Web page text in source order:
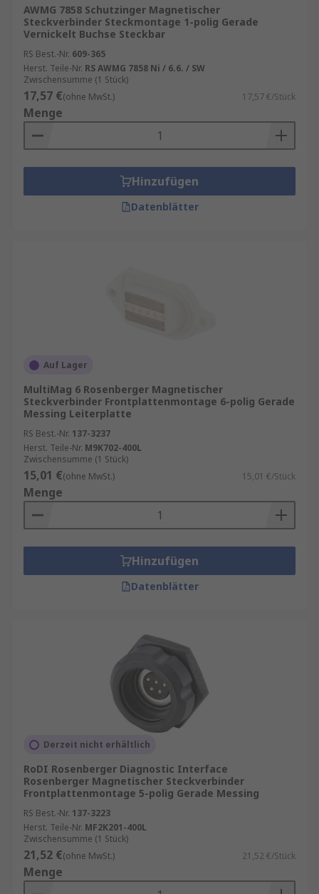
AWMG 7858 Schutzinger Magnetischer
Steckverbinder Steckmontage 1-polig Gerade
Vernickelt Buchse Steckbar
RS Best.-Nr. 609-365
Herst. Teile-Nr. RS AWMG 7858 Ni / 6.6. / SW
Zwischensumme (1 Stück)
17,57 €(ohne MwSt.) 17,57 €/Stück
Menge
Hinzufügen
Datenblätter
Auf Lager
MultiMag 6 Rosenberger Magnetischer
Steckverbinder Frontplattenmontage 6-polig Gerade
Messing Leiterplatte
RS Best.-Nr. 137-3237
Herst. Teile-Nr. M9K702-400L
Zwischensumme (1 Stück)
15,01 €(ohne MwSt.) 15,01 €/Stück
Menge
Hinzufügen
Datenblätter
Derzeit nicht erhältlich
RoDI Rosenberger Diagnostic Interface
Rosenberger Magnetischer Steckverbinder
Frontplattenmontage 5-polig Gerade Messing
RS Best.-Nr. 137-3223
Herst. Teile-Nr. MF2K201-400L
Zwischensumme (1 Stück)
21,52 €(ohne MwSt.) 21,52 €/Stück
Menge